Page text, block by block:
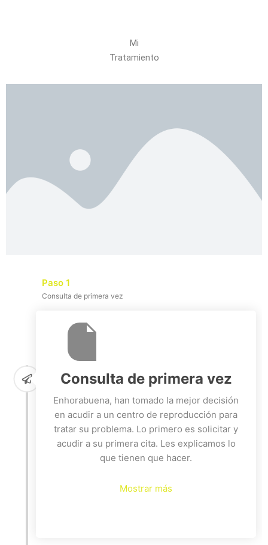
Mi
Tratamiento
Paso 1
Consulta de primera vez
Consulta de primera vez
Enhorabuena, han tomado la mejor decisión
en acudir a un centro de reproducción para
tratar su problema. Lo primero es solicitar y
acudir a su primera cita. Les explicamos lo
que tienen que hacer.
Mostrar más